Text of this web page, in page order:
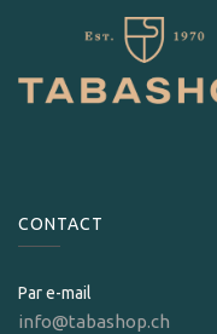
CONTACT
Par e-mail
info@tabashop.ch